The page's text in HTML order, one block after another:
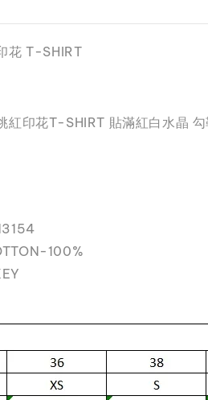
花 T-SHIRT
紅印花T-SHIRT 貼滿紅白水晶
100%